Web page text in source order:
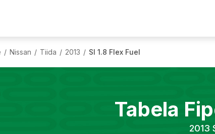
/ Nissan / Tiida / 2013 / Sl 1.8 Flex Fuel
Tabela
2013